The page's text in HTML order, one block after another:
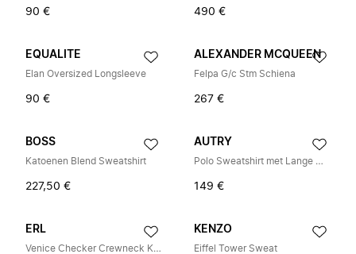
90 € 490 €
EQUALITE
Elan Oversized Longsleeve
90 €
ALEXANDER MCQUEEN
Felpa G/c Stm Schiena
267 €
BOSS
Katoenen Blend Sweatshirt
227,50 €
AUTRY
Polo Sweatshirt met Lange Mouwen
149 €
ERL
Venice Checker Crewneck Knit
KENZO
Eiffel Tower Sweat